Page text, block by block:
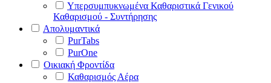
Υπερσυμπυκνωμένα Καθαριστικά Γενικού
Καθαρισμού - Συντήρησης
Απολυμαντικά
PurTabs
PurOne
Οικιακή Φροντίδα
Καθαρισμός Αέρα